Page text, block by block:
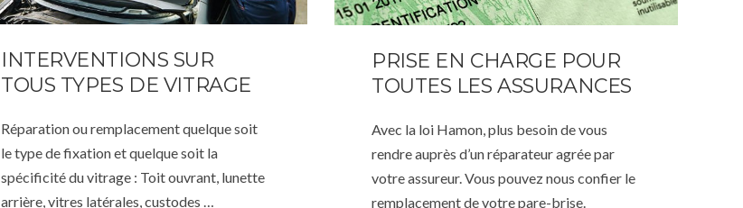
INTERVENTIONS SUR
TOUS TYPES DE VITRAGE
Réparation ou remplacement quelque soit
le type de fixation et quelque soit la
spécificité du vitrage : Toit ouvrant, lunette
arrière, vitres latérales, custodes …
PRISE EN CHARGE POUR
TOUTES LES ASSURANCES
Avec la loi Hamon, plus besoin de vous
rendre auprès d’un réparateur agrée par
votre assureur. Vous pouvez nous confier le
remplacement de votre pare-brise.